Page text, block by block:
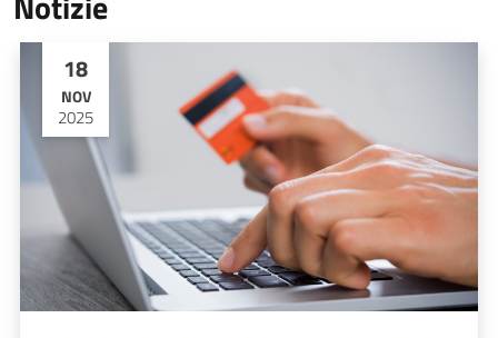
18
NOV
2025